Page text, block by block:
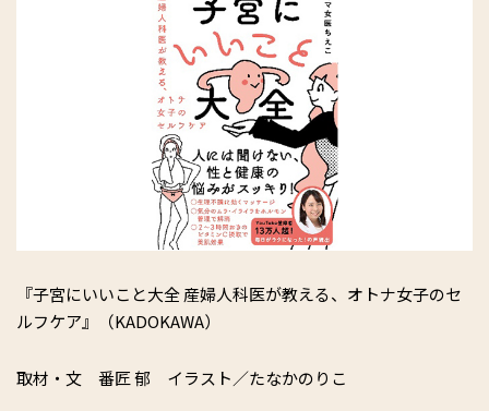
『子宮にいいこと大全 産婦人科医が教える、オトナ女子のセ
ルフケア』（KADOKAWA）
取材・文 番匠 郁 イラスト／たなかのりこ